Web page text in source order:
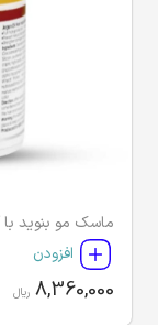
افزودن
8,360,000 ریال